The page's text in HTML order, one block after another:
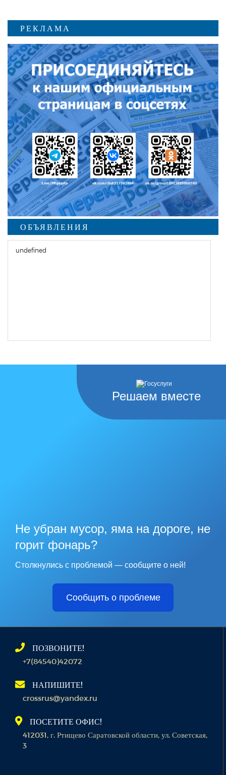
РЕКЛАМА
ОБЪЯВЛЕНИЯ
undefined
Решаем вместе
Не убран мусор, яма на дороге, не
горит фонарь?
Столкнулись с проблемой — сообщите о ней!
Сообщить о проблеме
ПОЗВОНИТЕ!
+7(84540)42072
НАПИШИТЕ!
crossrus@yandex.ru
ПОСЕТИТЕ ОФИС!
412031, г. Ртищево Саратовской области, ул. Советская,
3